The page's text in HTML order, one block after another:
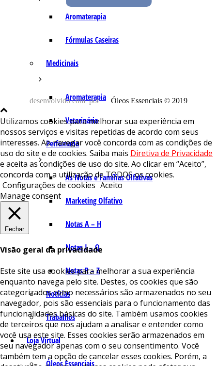
Aromaterapia
Fórmulas Caseiras
Medicinais
Aromaterapia
Veterinária
Perfumaria
As Notas e Famílias Olfativas
Marketing Olfativo
Notas A – H
Notas I – Q
Notas R – Z
Notícias
Trabalhos
Loja Virtual
Óleos Essenciais
desenvolvido com porÓleos Essenciais © 2019
Utilizamos cookies para melhorar sua experiência em
nossos serviços e visitas repetidas de acordo com seus
interesses. Ao navegar você concorda com as condições de
uso do site e de cookies. Saiba mais Diretiva de Privacidade
e aceita as condições de uso do site. Ao clicar em “Aceito”,
concorda com a utilização de TODOS os cookies.
Configurações de cookies Aceito
Manage consent
Fechar
Visão geral da privacidade
Este site usa cookies para melhorar a sua experiência
enquanto navega pelo site. Destes, os cookies que são
categorizados como necessários são armazenados no seu
navegador, pois são essenciais para o funcionamento das
funcionalidades básicas do site. Também usamos cookies
de terceiros que nos ajudam a analisar e entender como
você usa este site. Esses cookies serão armazenados em
seu navegador apenas com o seu consentimento. Você
também tem a opção de cancelar esses cookies. Porém, a